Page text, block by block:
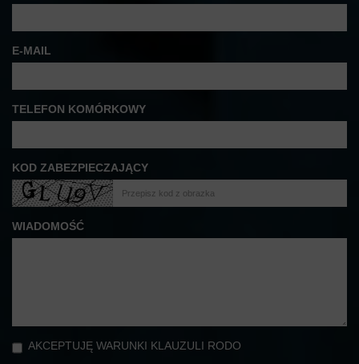
E-MAIL
TELEFON KOMÓRKOWY
KOD ZABEZPIECZAJĄCY
WIADOMOŚĆ
AKCEPTUJĘ WARUNKI KLAUZULI RODO